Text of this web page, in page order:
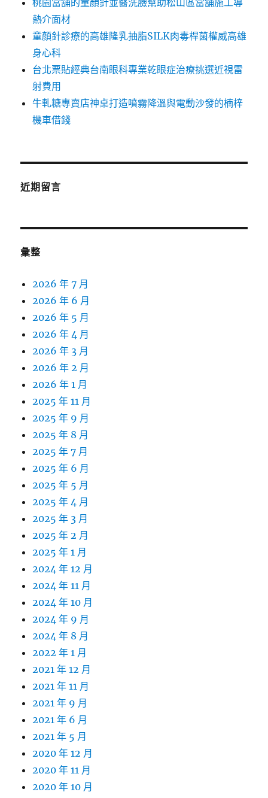
桃園當舖的童顏針並醫洗臉幫助松山區當舖施工導
熱介面材
童顏針診療的高雄隆乳抽脂SILK肉毒桿菌權威高雄
身心科
台北票貼經典台南眼科專業乾眼症治療挑選近視雷
射費用
牛軋糖專賣店神桌打造噴霧降溫與電動沙發的楠梓
機車借錢
近期留言
彙整
2026 年 7 月
2026 年 6 月
2026 年 5 月
2026 年 4 月
2026 年 3 月
2026 年 2 月
2026 年 1 月
2025 年 11 月
2025 年 9 月
2025 年 8 月
2025 年 7 月
2025 年 6 月
2025 年 5 月
2025 年 4 月
2025 年 3 月
2025 年 2 月
2025 年 1 月
2024 年 12 月
2024 年 11 月
2024 年 10 月
2024 年 9 月
2024 年 8 月
2022 年 1 月
2021 年 12 月
2021 年 11 月
2021 年 9 月
2021 年 6 月
2021 年 5 月
2020 年 12 月
2020 年 11 月
2020 年 10 月